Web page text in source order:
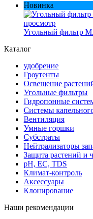
Новинка
просмотр
Угольный фильтр
Каталог
удобрение
Гроутенты
Освещение
Угольные фильтры
Гидропонные
Системы
Вентиляция
Умные горшки
Субстраты
Нейтрализаторы
Защита растений и
pH, EC, TDS
Климат-контроль
Аксессуары
Клонирование
Наши рекомендации